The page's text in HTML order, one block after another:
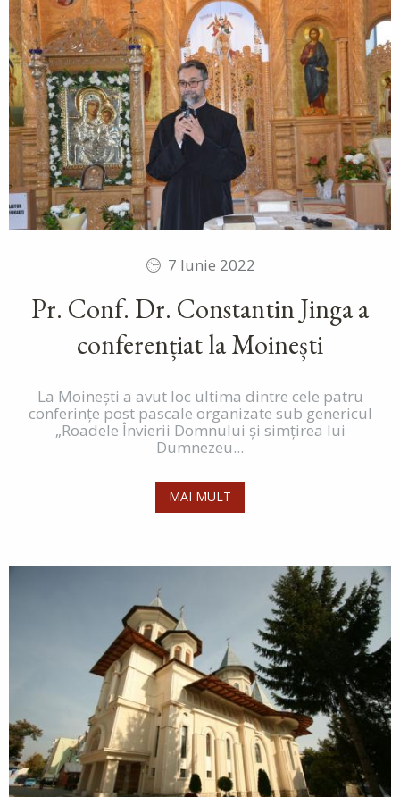
7 Iunie 2022
Pr. Conf. Dr. Constantin Jinga a
conferențiat la Moinești
La Moinești a avut loc ultima dintre cele patru
conferințe post pascale organizate sub genericul
„Roadele Învierii Domnului și simțirea lui
Dumnezeu...
MAI MULT